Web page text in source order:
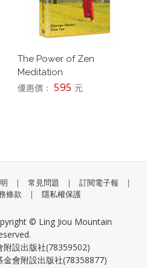
The Power of Zen
Meditation
優惠價： 595 元
| 常見問題 | 訂閱電子報
|
條款 | 隱私權保護
© Ling Jiou Mountain
附設出版社(78359502)
會附設出版社(78358877)